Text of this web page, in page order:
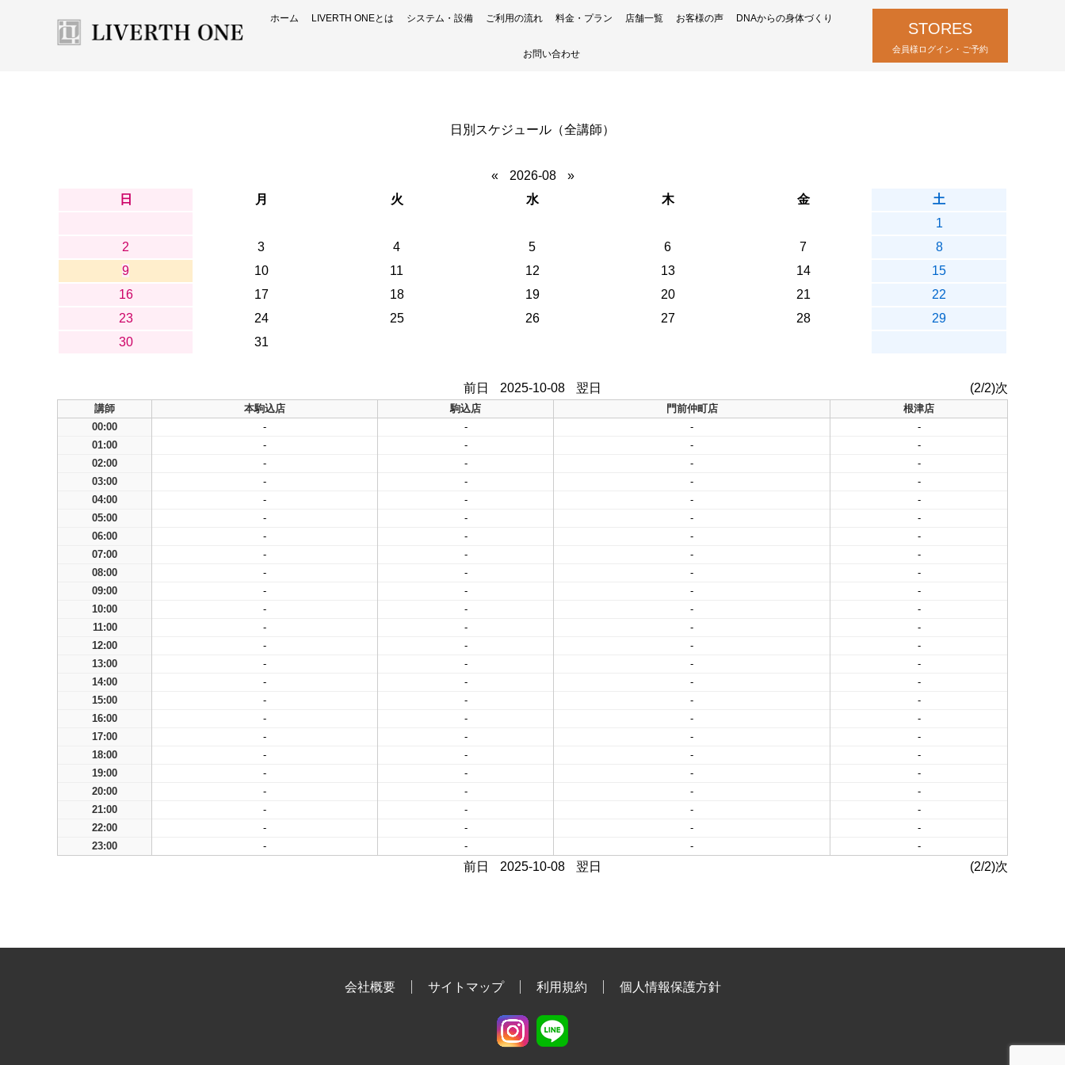
ホーム LIVERTH ONEとは システム・設備 ご利用の流れ 料金・プラン 店舗一覧 お客様の声 DNAからの身体づくり
お問い合わせ
STORES
会員様ログイン・ご予約
日別スケジュール（全講師）
« 2026-08
»
日
月 火 水 木 金
土
1
2
3 4 5 6 7
8
9
10 11 12 13 14
15
16
17 18 19 20 21
22
23
24 25 26 27 28
29
30
31
前日 2025-10-08 翌日 (2/2)次
講師 本駒込店 駒込店 門前仲町店
根津店
00:00
- - -
-
01:00
- - -
-
02:00
- - -
-
03:00
- - -
-
04:00
- - -
-
05:00
- - -
-
06:00
- - -
-
07:00
- - -
-
08:00
- - -
-
09:00
- - -
-
10:00
- - -
-
11:00
- - -
-
12:00
- - -
-
13:00
- - -
-
14:00
- - -
-
15:00
- - -
-
16:00
- - -
-
17:00
- - -
-
18:00
- - -
-
19:00
- - -
-
20:00
- - -
-
21:00
- - -
-
22:00
- - -
-
23:00
- - - -
前日 2025-10-08 翌日 (2/2)次
会社概要 サイトマップ 利用規約 個人情報保護方針